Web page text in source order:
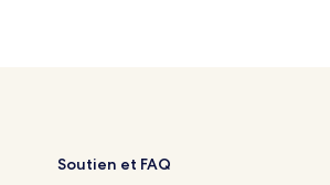
Soutien et FAQ